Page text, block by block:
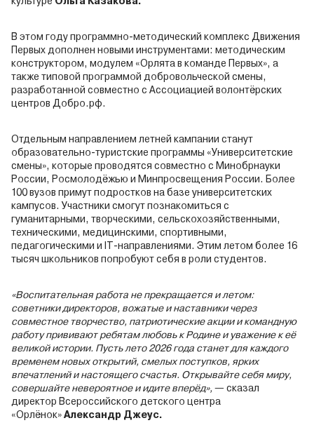
В этом году программно-методический комплекс Движения
Первых дополнен новыми инструментами: методическим
конструктором, модулем «Орлята в команде Первых», а
также типовой программой добровольческой смены,
разработанной совместно с Ассоциацией волонтёрских
центров Добро.рф.
Отдельным направлением летней кампании станут
образовательно-туристские программы «Университетские
смены», которые проводятся совместно с Минобрнауки
России, Росмолодёжью и Минпросвещения России. Более
100 вузов примут подростков на базе университетских
кампусов. Участники смогут познакомиться с
гуманитарными, творческими, сельскохозяйственными,
техническими, медицинскими, спортивными,
педагогическими и IT-направлениями. Этим летом более 16
тысяч школьников попробуют себя в роли студентов.
«Воспитательная работа не прекращается и летом:
советники директоров, вожатые и наставники через
совместное творчество, патриотические акции и командную
работу прививают ребятам любовь к Родине и уважение к её
великой истории. Пусть лето 2026 года станет для каждого
временем новых открытий, смелых поступков, ярких
впечатлений и настоящего счастья. Открывайте себя миру,
совершайте невероятное и идите вперёд», — сказал
директор Всероссийского детского центра
«Орлёнок»Александр Джеус.